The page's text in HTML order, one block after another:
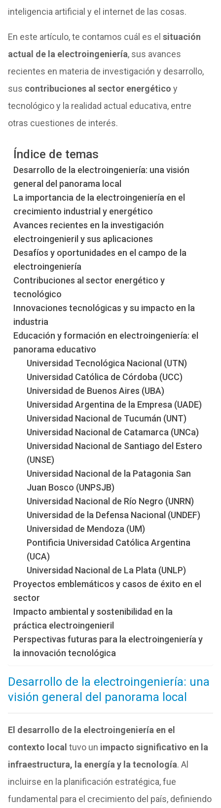
inteligencia artificial y el internet de las cosas.
En este artículo, te contamos cuál es el situación
actual de la electroingeniería, sus avances
recientes en materia de investigación y desarrollo,
sus contribuciones al sector energético y
tecnológico y la realidad actual educativa, entre
otras cuestiones de interés.
Índice de temas
Desarrollo de la electroingeniería: una visión
general del panorama local
La importancia de la electroingeniería en el
crecimiento industrial y energético
Avances recientes en la investigación
electroingenieril y sus aplicaciones
Desafíos y oportunidades en el campo de la
electroingeniería
Contribuciones al sector energético y
tecnológico
Innovaciones tecnológicas y su impacto en la
industria
Educación y formación en electroingeniería: el
panorama educativo
Universidad Tecnológica Nacional (UTN)
Universidad Católica de Córdoba (UCC)
Universidad de Buenos Aires (UBA)
Universidad Argentina de la Empresa (UADE)
Universidad Nacional de Tucumán (UNT)
Universidad Nacional de Catamarca (UNCa)
Universidad Nacional de Santiago del Estero
(UNSE)
Universidad Nacional de la Patagonia San
Juan Bosco (UNPSJB)
Universidad Nacional de Río Negro (UNRN)
Universidad de la Defensa Nacional (UNDEF)
Universidad de Mendoza (UM)
Pontificia Universidad Católica Argentina
(UCA)
Universidad Nacional de La Plata (UNLP)
Proyectos emblemáticos y casos de éxito en el
sector
Impacto ambiental y sostenibilidad en la
práctica electroingenieril
Perspectivas futuras para la electroingeniería y
la innovación tecnológica
Desarrollo de la electroingeniería: una
visión general del panorama local
El desarrollo de la electroingeniería en el
contexto local tuvo un impacto significativo en la
infraestructura, la energía y la tecnología. Al
incluirse en la planificación estratégica, fue
fundamental para el crecimiento del país, definiendo